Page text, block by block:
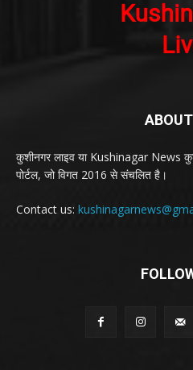
कुशीनगर लाइव या Kushinagar News
पोर्टल, जो विगत 2016 से संचलित है।
Contact us: